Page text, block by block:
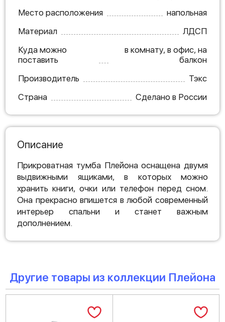
Место расположения
напольная
Материал
ЛДСП
Куда можно
поставить
в комнату, в офис, на
балкон
Производитель
Тэкс
Страна
Сделано в России
Описание
Прикроватная тумба Плейона оснащена двумя
выдвижными ящиками, в которых можно
хранить книги, очки или телефон перед сном.
Она прекрасно впишется в любой современный
интерьер спальни и станет важным
дополнением.
Другие товары из коллекции Плейона